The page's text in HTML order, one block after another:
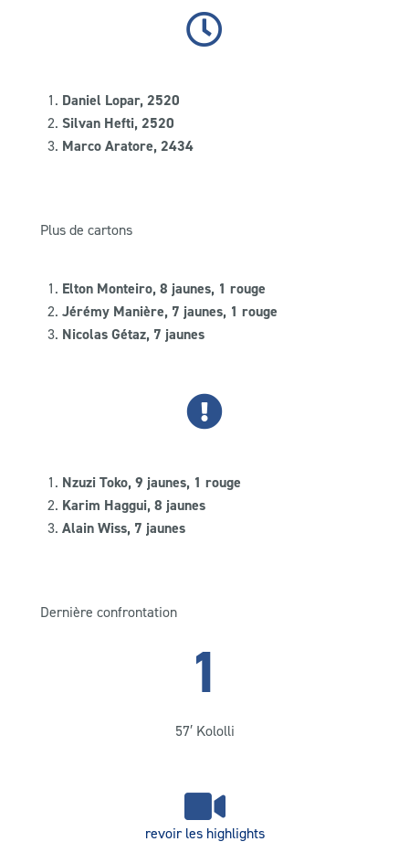
Daniel Lopar, 2520
Silvan Hefti, 2520
Marco Aratore, 2434
Plus de cartons
Elton Monteiro, 8 jaunes, 1 rouge
Jérémy Manière, 7 jaunes, 1 rouge
Nicolas Gétaz, 7 jaunes
Nzuzi Toko, 9 jaunes, 1 rouge
Karim Haggui, 8 jaunes
Alain Wiss, 7 jaunes
Dernière confrontation
1
57′ Kololli
revoir les highlights